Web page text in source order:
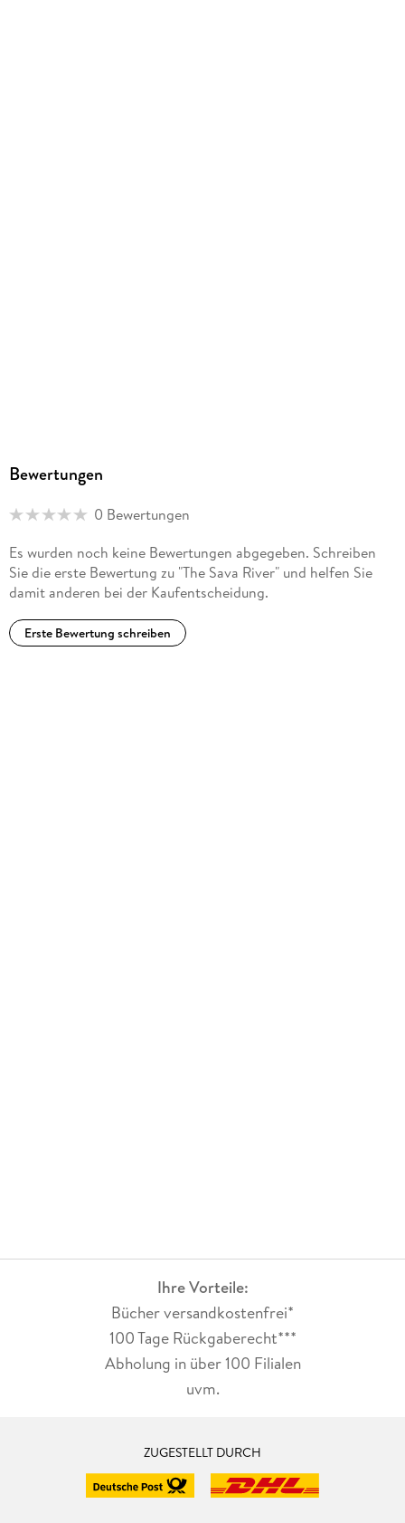
Bewertungen
0 Bewertungen
Es wurden noch keine Bewertungen abgegeben. Schreiben
Sie die erste Bewertung zu "The Sava River" und helfen Sie
damit anderen bei der Kaufentscheidung.
Erste Bewertung schreiben
Ihre Vorteile:
Bücher versandkostenfrei*
100 Tage Rückgaberecht***
Abholung in über 100 Filialen
uvm.
ZUGESTELLT DURCH